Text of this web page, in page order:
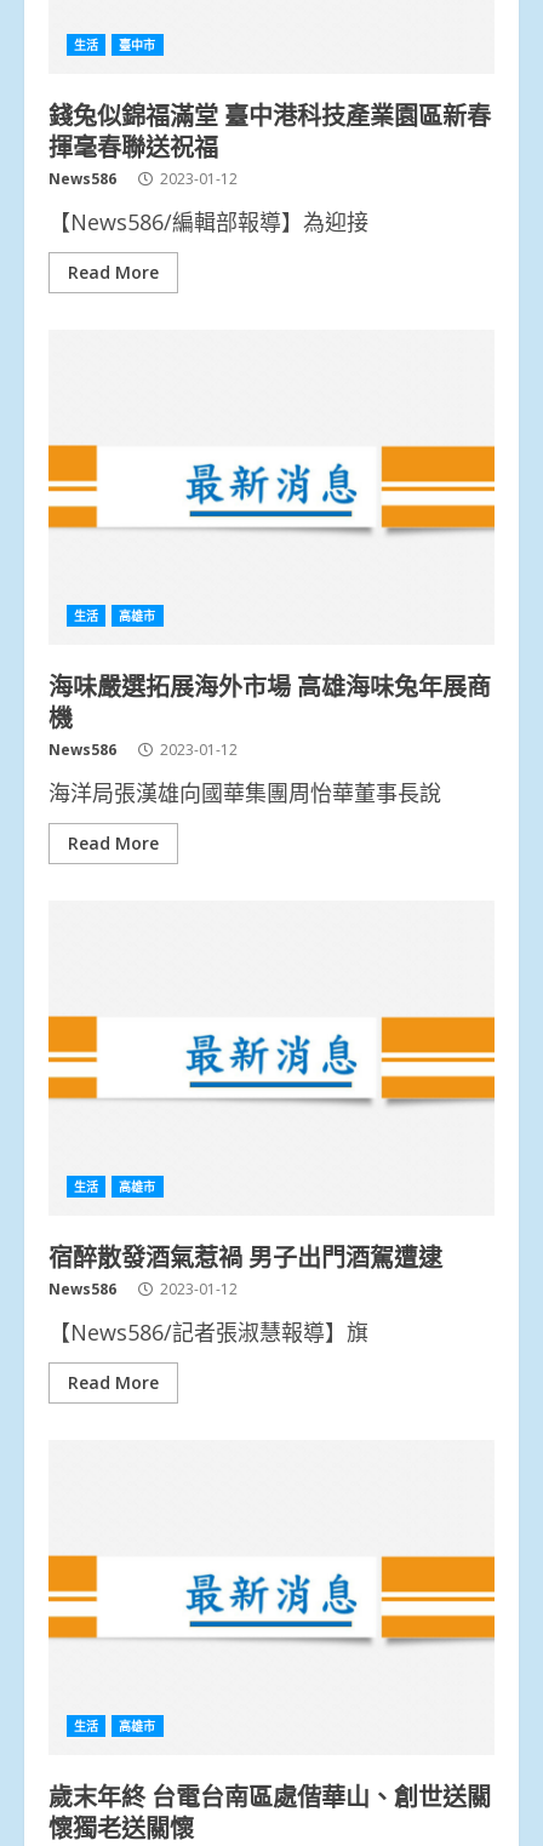
生活 臺中市
錢兔似錦福滿堂 臺中港科技產業園區新春
揮毫春聯送祝福
News586 2023-01-12
【News586/編輯部報導】為迎接
Read More
生活 高雄市
海味嚴選拓展海外市場 高雄海味兔年展商
機
News586 2023-01-12
海洋局張漢雄向國華集團周怡華董事長說
Read More
生活 高雄市
宿醉散發酒氣惹禍 男子出門酒駕遭逮
News586 2023-01-12
【News586/記者張淑慧報導】旗
Read More
生活 高雄市
歲末年終 台電台南區處偕華山、創世送關
懷獨老送關懷